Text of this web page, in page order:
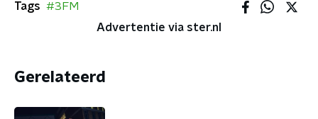
Tags #3FM
Advertentie via ster.nl
Gerelateerd